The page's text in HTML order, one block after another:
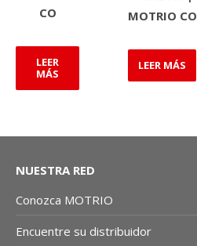
CO
LEER
MÁS
MOTRIO CO
LEER MÁS
NUESTRA RED
Conozca MOTRIO
Encuentre su distribuidor